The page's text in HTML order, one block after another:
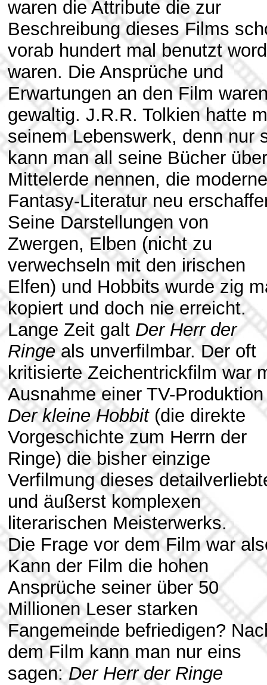
waren die Attribute die zur
Beschreibung dieses Films
vorab hundert mal benutzt
waren. Die Ansprüche und
Erwartungen an den Film
gewaltig. J.R.R. Tolkien hatte
seinem Lebenswerk, denn nur
kann man all seine Bücher über
Mittelerde nennen, die moderne
Fantasy-Literatur neu
Seine Darstellungen von
Zwergen, Elben (nicht zu
verwechseln mit den irischen
Elfen) und Hobbits wurde zig
kopiert und doch nie erreicht.
Lange Zeit galt Der Herr der
Ringeals unverfilmbar. Der oft
kritisierte Zeichentrickfilm war
Ausnahme einer TV-Produktion
Der kleine Hobbit(die direkte
Vorgeschichte zum Herrn der
Ringe) die bisher einzige
Verfilmung dieses
und äußerst komplexen
literarischen Meisterwerks.
Die Frage vor dem Film war
Kann der Film die hohen
Ansprüche seiner über 50
Millionen Leser starken
Fangemeinde befriedigen?
dem Film kann man nur eins
sagen:Der Herr der Ringe